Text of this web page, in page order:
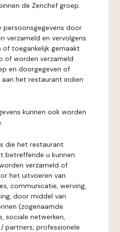
de Zenchef groep.
persoonsgegevens door
verzameld en vervolgens
toegankelijk gemaakt
of worden verzameld
en doorgegeven of
het restaurant indien
kunnen ook worden
die het restaurant
betreffende u kunnen
verzameld of
het uitvoeren van
communicatie, werving,
door middel van
(zogenaamde
sociale netwerken,
partners, professionele